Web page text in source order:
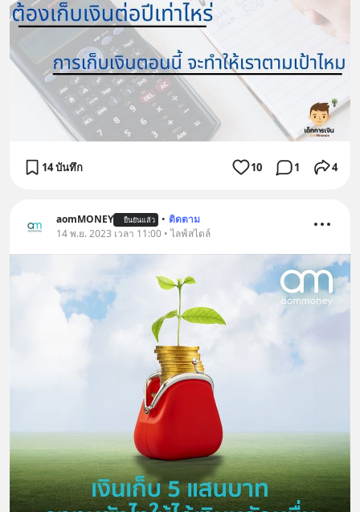
14 บันทึก 10 1 4
aomMONEY ยืนยันแล้ว • ติดตาม
14 พ.ย. 2023 เวลา 11:00 • ไลฟ์สไตล์